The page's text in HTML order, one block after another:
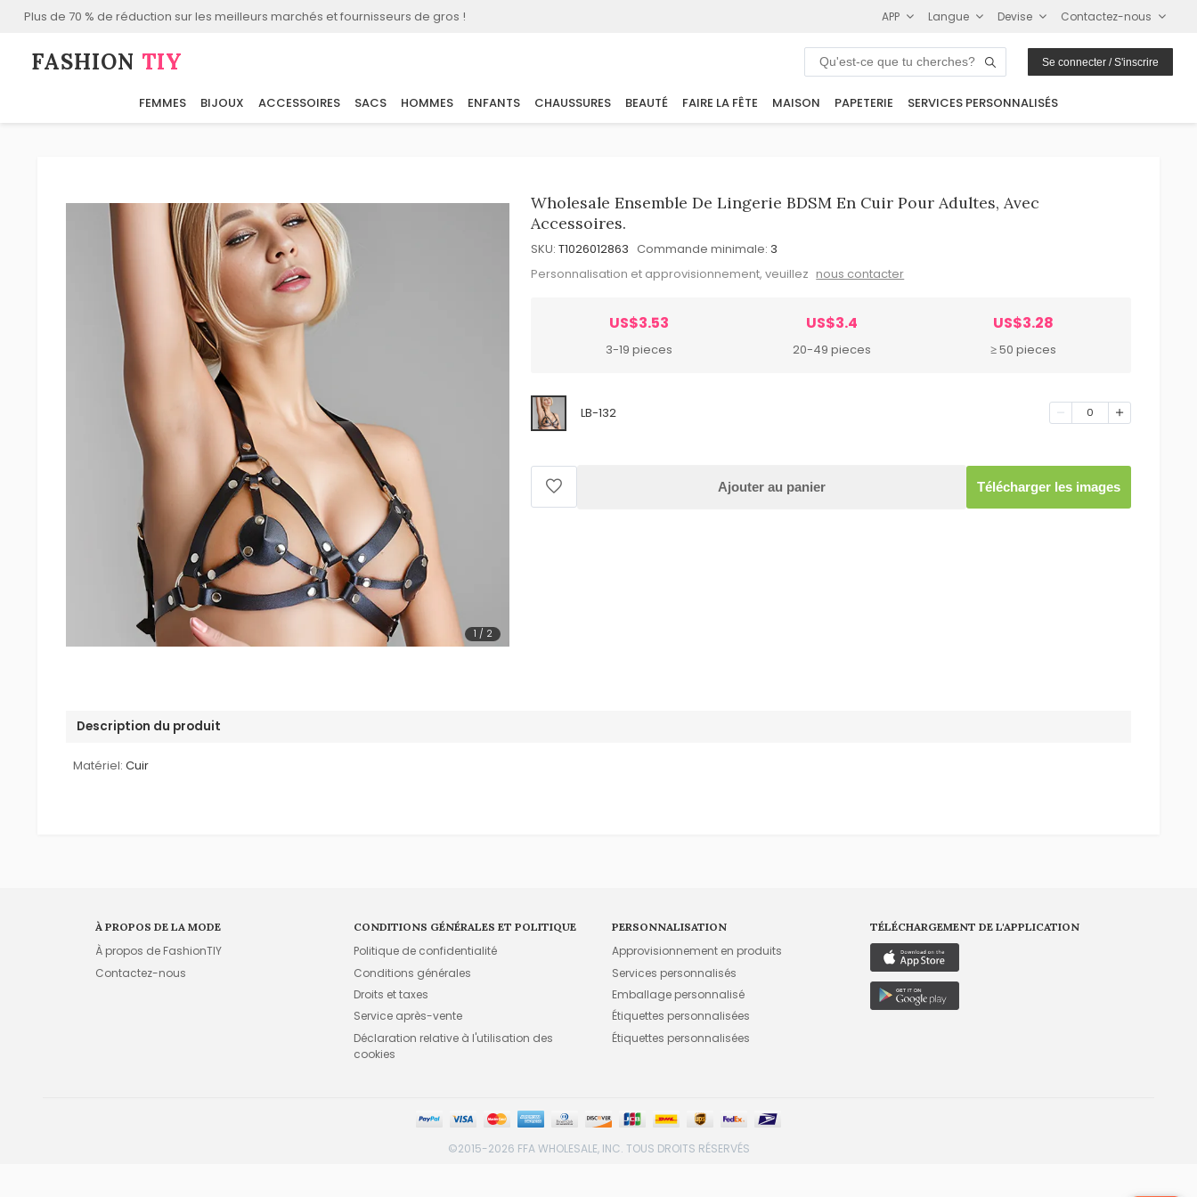
Plus de 70 % de réduction sur les meilleurs marchés et fournisseurs de gros ! APP Langue Devise Contactez-nous
FASHION⁠ TIY Se connecter / S'inscrire
FEMMES BIJOUX ACCESSOIRES SACS HOMMES ENFANTS CHAUSSURES BEAUTÉ FAIRE LA FÊTE MAISON PAPETERIE SERVICES PERSONNALISÉS
1 / 2
Wholesale Ensemble De Lingerie BDSM En Cuir Pour Adultes, Avec
Accessoires.
SKU: T1026012863 Commande minimale: 3
Personnalisation et approvisionnement, veuillez nous contacter
US$3.53
3-19 pieces
US$3.4
20-49 pieces
US$3.28
≥ 50 pieces
LB-132 0
Ajouter au panier Télécharger les images
Description du produit
Matériel: Cuir
À PROPOS DE LA MODE
À propos de FashionTIY
Contactez-nous
CONDITIONS GÉNÉRALES ET POLITIQUE
Politique de confidentialité
Conditions générales
Droits et taxes
Service après-vente
Déclaration relative à l'utilisation des
cookies
PERSONNALISATION
Approvisionnement en produits
Services personnalisés
Emballage personnalisé
Étiquettes personnalisées
Étiquettes personnalisées
TÉLÉCHARGEMENT DE L'APPLICATION
©2015-2026 FFA WHOLESALE, INC. TOUS DROITS RÉSERVÉS